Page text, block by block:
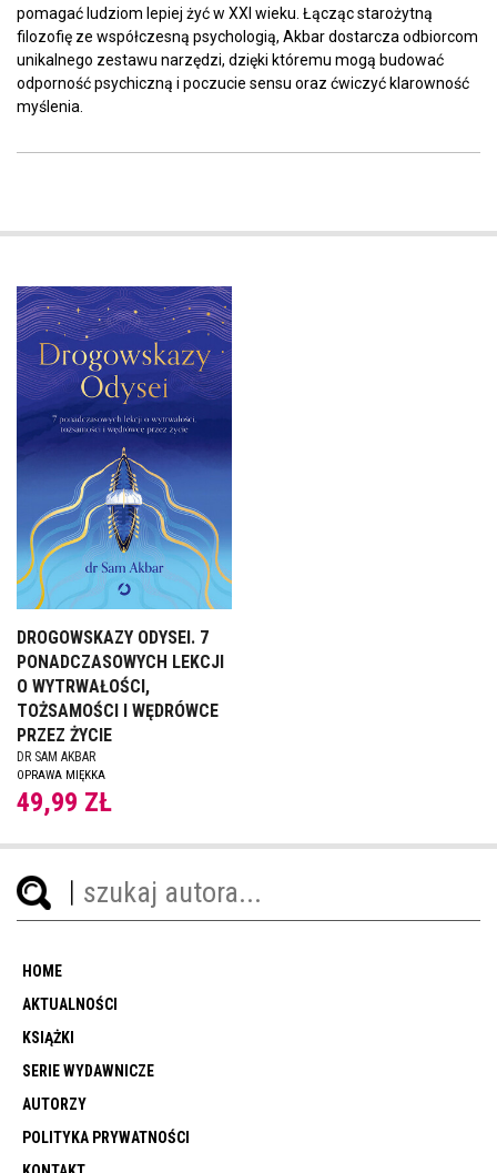
pomagać ludziom lepiej żyć w XXI wieku. Łącząc starożytną
filozofię ze współczesną psychologią, Akbar dostarcza odbiorcom
unikalnego zestawu narzędzi, dzięki któremu mogą budować
odporność psychiczną i poczucie sensu oraz ćwiczyć klarowność
myślenia.
DROGOWSKAZY ODYSEI. 7
PONADCZASOWYCH LEKCJI
O WYTRWAŁOŚCI,
TOŻSAMOŚCI I WĘDRÓWCE
PRZEZ ŻYCIE
DR SAM AKBAR
OPRAWA MIĘKKA
49,99 ZŁ
HOME
AKTUALNOŚCI
KSIĄŻKI
SERIE WYDAWNICZE
AUTORZY
POLITYKA PRYWATNOŚCI